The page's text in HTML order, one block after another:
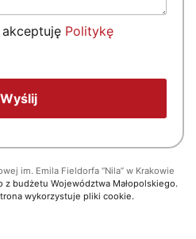
akceptuję Politykę
im. Emila Fieldorfa “Nila” w Krakowie
budżetu Województwa Małopolskiego.
wykorzystuje pliki cookie.